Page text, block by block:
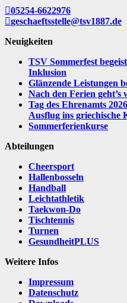
05254-6622976
geschaeftsstelle@tsv1887.de
Neuigkeiten
TSV Sommerfest
Inklusion
Glänzende Leistungen
Nach den Ferien
Tag des Ehrenamts
Ausflug ins griechische
Sommerferienkurse
Abteilungen
Cheersport
Hallenbosseln
Handball
Leichtathletik
Taekwon-Do
Tischtennis
Turnen
GesundheitPLUS
Weitere Infos
Impressum
Datenschutz